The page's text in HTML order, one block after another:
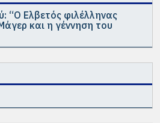
“Ο Ελβετός φιλέλληνας
και η γέννηση του